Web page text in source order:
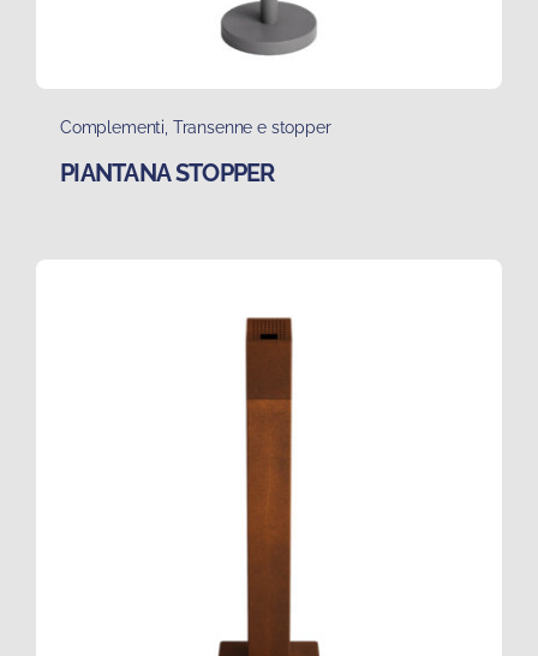
Complementi Transenne e stopper
PIANTANA STOPPER